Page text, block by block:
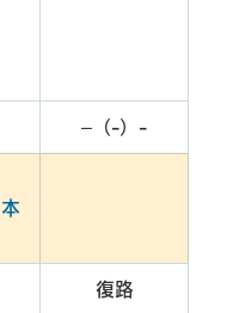
–（-）-
本
復路